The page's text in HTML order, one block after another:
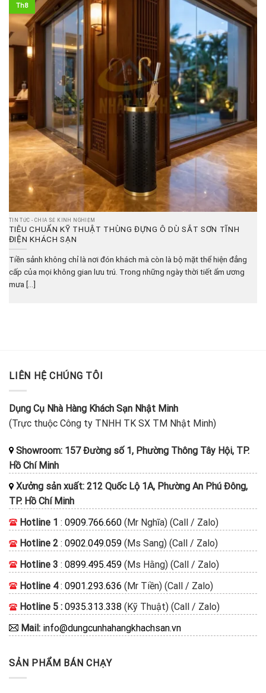
TIN TỨC - CHIA SẺ KINH NGHIỆM
TIÊU CHUẨN KỸ THUẬT THÙNG ĐỰNG Ô DÙ SẮT SƠN TĨNH
ĐIỆN KHÁCH SẠN
Tiền sảnh không chỉ là nơi đón khách mà còn là bộ mặt thể hiện đẳng
cấp của mọi không gian lưu trú. Trong những ngày thời tiết ẩm ương
mưa [...]
Th8
LIÊN HỆ CHÚNG TÔI
Dụng Cụ Nhà Hàng Khách Sạn Nhật Minh
(Trực thuộc Công ty TNHH TK SX TM Nhật Minh)
Showroom: 157 Đường số 1, Phường Thông Tây Hội, TP.
Hồ Chí Minh
Xưởng sản xuất: 212 Quốc Lộ 1A, Phường An Phú Đông,
TP. Hồ Chí Minh
Hotline 1 : 0909.766.660 (Mr Nghĩa) (Call / Zalo)
Hotline 2 : 0902.049.059 (Ms Sang) (Call / Zalo)
Hotline 3 : 0899.495.459 (Ms Hằng) (Call / Zalo)
Hotline 4: 0901.293.636 (Mr Tiền) (Call / Zalo)
Hotline 5 : 0935.313.338 (Kỹ Thuật) (Call / Zalo)
Mail: info@dungcunhahangkhachsan.vn
SẢN PHẨM BÁN CHẠY